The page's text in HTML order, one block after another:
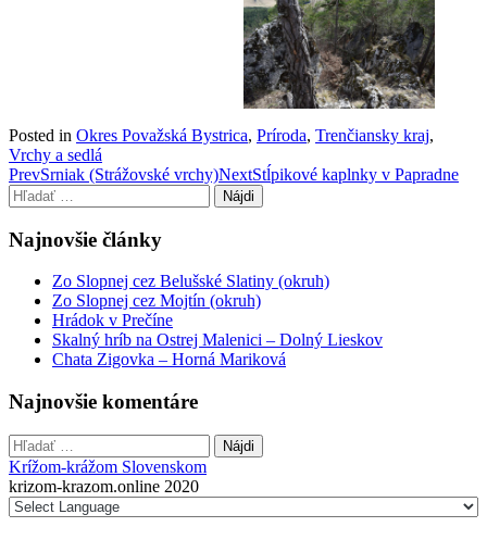
Posted in Okres Považská Bystrica, Príroda, Trenčiansky kraj,
Vrchy a sedlá
Post
navigation
PrevSrniak (Strážovské vrchy)NextStĺpikové kaplnky v Papradne
Hľadať:
Najnovšie články
Zo Slopnej cez Belušské Slatiny (okruh)
Zo Slopnej cez Mojtín (okruh)
Hrádok v Prečíne
Skalný hríb na Ostrej Malenici – Dolný Lieskov
Chata Zigovka – Horná Mariková
Najnovšie komentáre
Hľadať:
Krížom-krážom Slovenskom
krizom-krazom.online 2020